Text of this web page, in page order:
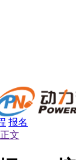
报名
正文